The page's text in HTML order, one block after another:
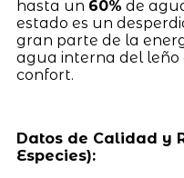
hasta un 60% de
estado es un
gran parte de la
agua interna del
confort.
Datos de Calidad y
Especies):